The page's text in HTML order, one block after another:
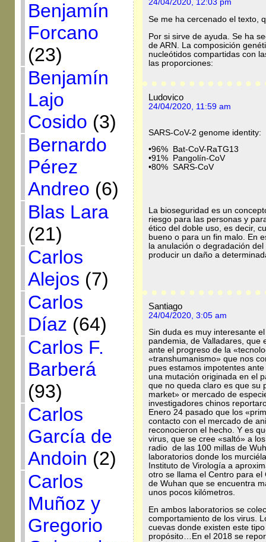
Benjamín
Forcano
(23)
Benjamín
Lajo
Cosido (3)
Bernardo
Pérez
Andreo (6)
Blas Lara
(21)
Carlos
Alejos (7)
Carlos
Díaz (64)
Carlos F.
Barberá
(93)
Carlos
García de
Andoin (2)
Carlos
Muñoz y
Gregorio
24/04/2020, 12:03 pm
Se me ha cercenado el texto,
Por si sirve de ayuda. Se ha
de ARN. La composición
nucleótidos compartidas con
las proporciones:
Ludovico
24/04/2020, 11:59 am
SARS-CoV-2 genome identity:
•96% Bat-CoV-RaTG13
•91% Pangolín-CoV
•80% SARS-CoV
La bioseguridad es un
riesgo para las personas y
ético del doble uso, es decir,
bueno o para un fin malo. En
la anulación o degradación
producir un daño a
Santiago
24/04/2020, 3:05 am
Sin duda es muy interesante
pandemia, de Valladares, que
ante el progreso de la
«transhumanismo» que nos
pues estamos impotentes
una mutación originada en el
que no queda claro es que su
market» or mercado de
investigadores chinos
Enero 24 pasado que los
contacto con el mercado de
reconocieron el hecho. Y es
virus, que se cree «saltó» a
radio de las 100 millas de
laboratorios donde los
Instituto de Virología a
otro se llama el Centro para
de Wuhan que se encuentra
unos pocos kilómetros.
En ambos laboratorios se
comportamiento de los virus.
cuevas donde existen este
propósito…En el 2018 se